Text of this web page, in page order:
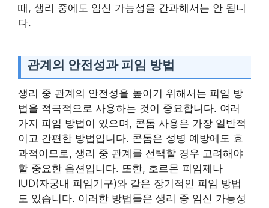
때, 생리 중에도 임신 가능성을 간과해서는 안 됩니
다.
관계의 안전성과 피임 방법
생리 중 관계의 안전성을 높이기 위해서는 피임 방
법을 적극적으로 사용하는 것이 중요합니다. 여러
가지 피임 방법이 있으며, 콘돔 사용은 가장 일반적
이고 간편한 방법입니다. 콘돔은 성병 예방에도 효
과적이므로, 생리 중 관계를 선택할 경우 고려해야
할 중요한 옵션입니다. 또한, 호르몬 피임제나
IUD(자궁내 피임기구)와 같은 장기적인 피임 방법
도 있습니다. 이러한 방법들은 생리 중 임신 가능성